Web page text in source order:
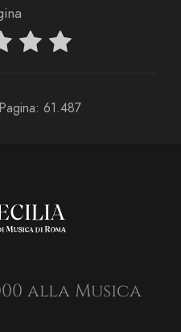
61.487
alla Musica